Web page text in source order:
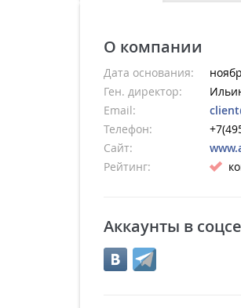
О компании
Дата основания:
Ген. директор:
Email:
Телефон:
Сайт:
Рейтинг:
Аккаунты в